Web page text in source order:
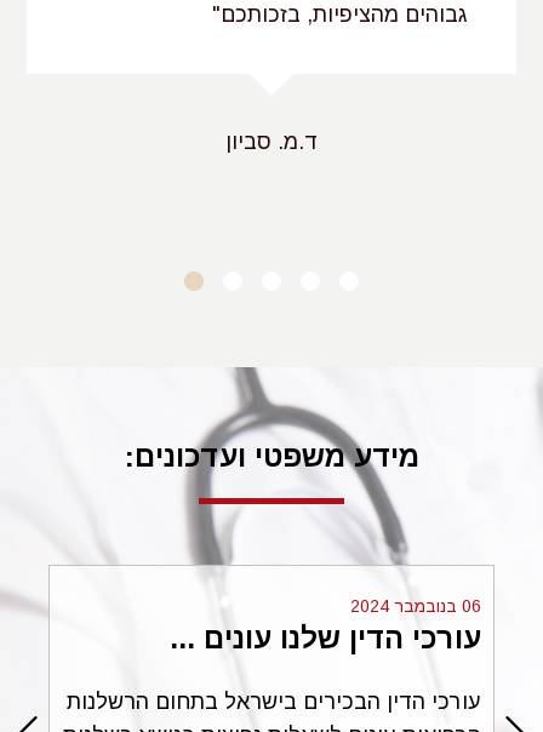
גבוהים מהציפיות, בזכותכם"
ד.מ. סביון
מידע משפטי ועדכונים:
06 בנובמבר 2024
עורכי הדין שלנו עונים ...
עורכי הדין הבכירים בישראל בתחום הרשלנות